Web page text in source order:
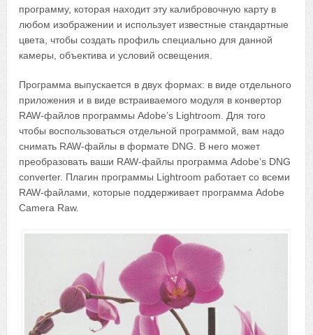
программу, которая находит эту калибровочную карту в
любом изображении и использует известные стандартные
цвета, чтобы создать профиль специально для данной
камеры, объектива и условий освещения.
Программа выпускается в двух формах: в виде отдельного
приложения и в виде встраиваемого модуля в конвертор
RAW-файлов программы Adobe’s Lightroom. Для того
чтобы воспользоваться отдельной программой, вам надо
снимать RAW-файлы в формате DNG. В него может
преобразовать ваши RAW-файлы программа Adobe’s DNG
converter. Плагин программы Lightroom работает со всеми
RAW-файлами, которые поддерживает программа Adobe
Camera Raw.